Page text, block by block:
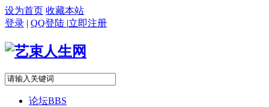
设为首页 收藏本站
登录 | QQ登陆 |立即注册
论坛BBS